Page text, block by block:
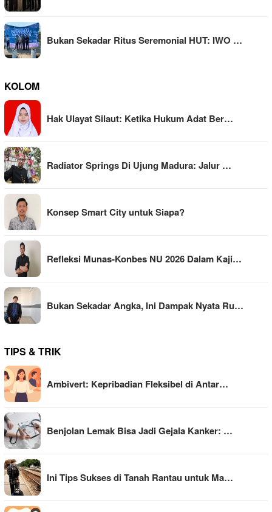
Bukan Sekadar Ritus Seremonial HUT: IWO …
KOLOM
Hak Ulayat Silaut: Ketika Hukum Adat Ber…
Radiator Springs Di Ujung Madura: Jalur …
Konsep Smart City untuk Siapa?
Refleksi Munas-Konbes NU 2026 Dalam Kaji…
Bukan Sekadar Angka, Ini Dampak Nyata Ru…
TIPS & TRIK
Ambivert: Kepribadian Fleksibel di Antar…
Benjolan Lemak Bisa Jadi Gejala Kanker: …
Ini Tips Sukses di Tanah Rantau untuk Ma…